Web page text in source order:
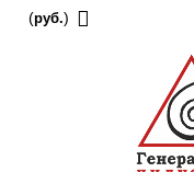
(руб.)